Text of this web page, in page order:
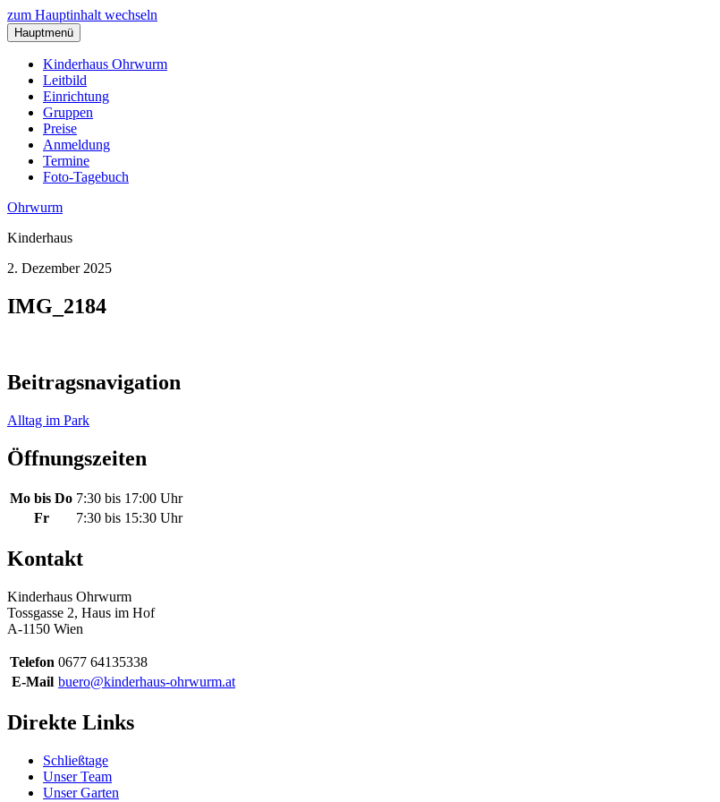
zum Hauptinhalt wechseln
Hauptmenü
Kinderhaus Ohrwurm
Leitbild
Einrichtung
Gruppen
Preise
Anmeldung
Termine
Foto-Tagebuch
Ohrwurm
Kinderhaus
2. Dezember 2025
IMG_2184
Beitragsnavigation
Alltag im Park
Öffnungszeiten
Mo bis Do 7:30 bis 17:00 Uhr
Fr
7:30 bis 15:30 Uhr
Kontakt
Kinderhaus Ohrwurm
Tossgasse 2, Haus im Hof
A-1150 Wien
Telefon 0677 64135338
E-Mail buero@kinderhaus-ohrwurm.at
Direkte Links
Schließtage
Unser Team
Unser Garten